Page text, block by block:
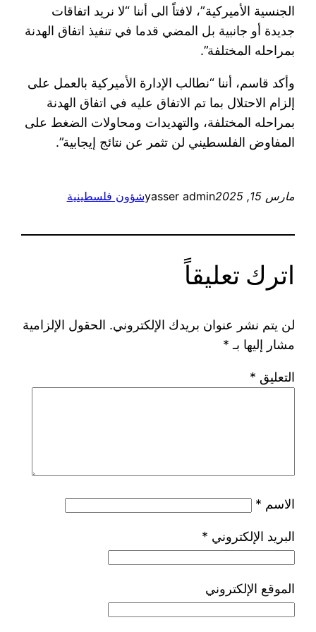
الجنسية الأميركية”، لافتاً الى أننا “لا نريد اتفاقات
جديدة أو جانبية بل المضي قدما في تنفيذ اتفاق الهدنة
بمراحله المختلفة”.
وأكد قاسم، أننا “نطالب الإدارة الأميركية بالعمل على
إلزام الاحتلال بما تم الاتفاق عليه في اتفاق الهدنة
بمراحله المختلفة، والتهديدات ومحاولات الضغط على
المفاوض الفلسطيني لن تثمر عن نتائج إيجابية”.
مارس 15, 2025 yasser adminشؤون فلسطينية
اترك تعليقاً
لن يتم نشر عنوان بريدك الإلكتروني. الحقول الإلزامية
مشار إليها بـ *
التعليق *
الاسم *
البريد الإلكتروني *
الموقع الإلكتروني